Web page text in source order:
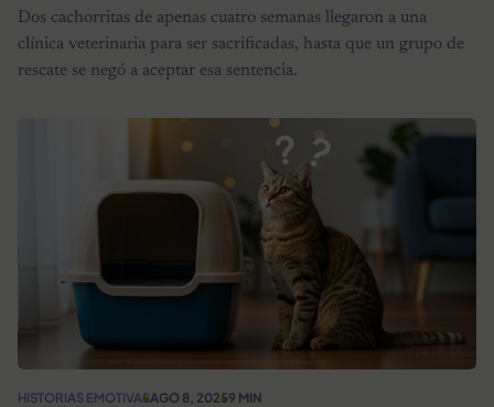
Dos cachorritas de apenas cuatro semanas llegaron a una
clínica veterinaria para ser sacrificadas, hasta que un grupo de
rescate se negó a aceptar esa sentencia.
HISTORIAS EMOTIVASAGO 8, 20259 MIN